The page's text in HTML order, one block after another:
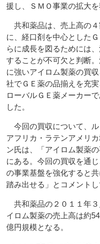
援し、ＳＭＯ事業の拡大を
共和薬品は、売上高の
に、経口剤を中心とした
らに成長を図るためには
することが不可欠と判断
に強いアイロム製薬の買
社でＧＥ薬の品揃えを充
ローバルＧＥ薬メーカー
した。
今回の買収について、ル
アフリカ・ラテンアメリ
ン氏は、「アイロム製薬
にある。今回の買収を通
の事業基盤を強化すると
踏み出せる」とコメントし
共和薬品の２０１１年
イロム製薬の売上高は約
億円規模となる。